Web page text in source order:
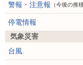
警報・注意報 （今後の推移
停電情報
気象災害
台風